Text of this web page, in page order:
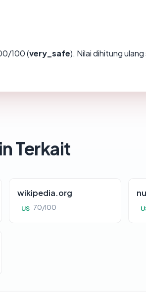
100 (very_safe). Nilai dihitung
Terkait
wikipedia.org
US 70/100